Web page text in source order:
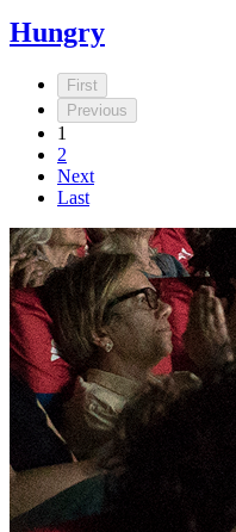
Hungry
First
Previous
1
2
Next
Last